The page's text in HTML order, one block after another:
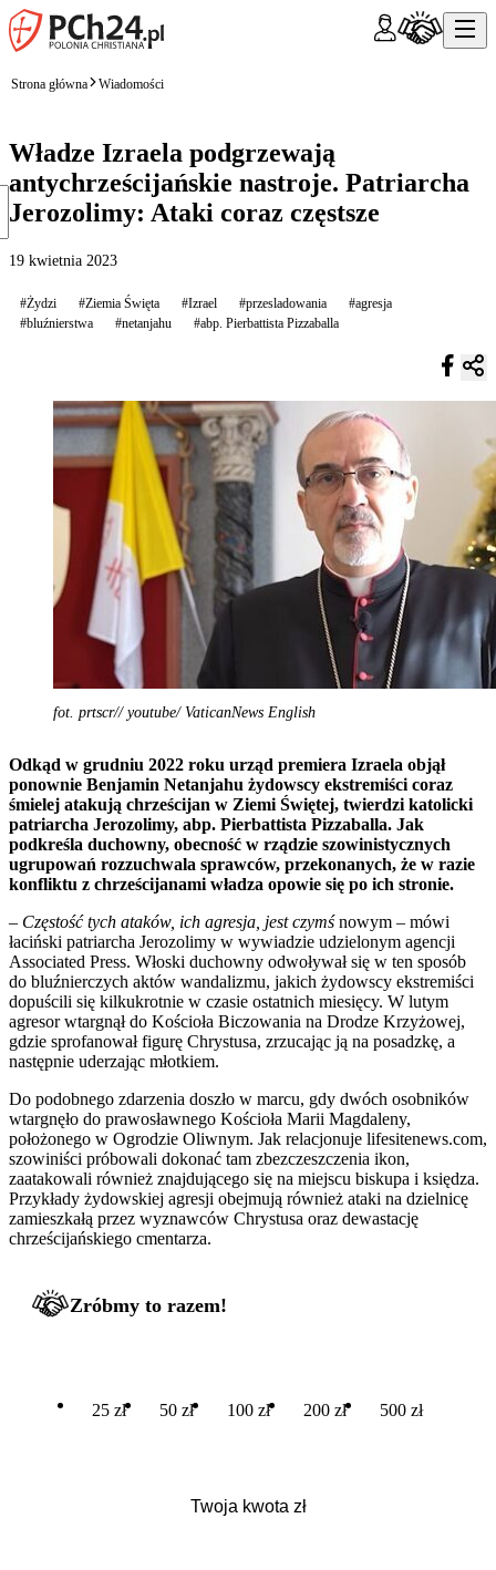
Strona główna Wiadomości
Władze Izraela podgrzewają
antychrześcijańskie nastroje. Patriarcha
Jerozolimy: Ataki coraz częstsze
19 kwietnia 2023
#Żydzi #Ziemia Święta #Izrael #przesladowania
#agresja
#bluźnierstwa
#netanjahu #abp. Pierbattista Pizzaballa
fot. prtscr// youtube/ VaticanNews English
Odkąd w grudniu 2022 roku urząd premiera Izraela objął
ponownie Benjamin Netanjahu żydowscy ekstremiści coraz
śmielej atakują chrześcijan w Ziemi Świętej, twierdzi katolicki
patriarcha Jerozolimy, abp. Pierbattista Pizzaballa. Jak
podkreśla duchowny, obecność w rządzie szowinistycznych
ugrupowań rozzuchwala sprawców, przekonanych, że w razie
konfliktu z chrześcijanami władza opowie się po ich stronie.
– Częstość tych ataków, ich agresja, jest czymśnowym – mówi
łaciński patriarcha Jerozolimy w wywiadzie udzielonym agencji
Associated Press. Włoski duchowny odwoływał się w ten sposób
do bluźnierczych aktów wandalizmu, jakich żydowscy ekstremiści
dopuścili się kilkukrotnie w czasie ostatnich miesięcy. W lutym
agresor wtargnął do Kościoła Biczowania na Drodze Krzyżowej,
gdzie sprofanował figurę Chrystusa, zrzucając ją na posadzkę, a
następnie uderzając młotkiem.
Do podobnego zdarzenia doszło w marcu, gdy dwóch osobników
wtargnęło do prawosławnego Kościoła Marii Magdaleny,
położonego w Ogrodzie Oliwnym. Jak relacjonuje lifesitenews.com,
szowiniści próbowali dokonać tam zbezczeszczenia ikon,
zaatakowali również znajdującego się na miejscu biskupa i księdza.
Przykłady żydowskiej agresji obejmują również ataki na dzielnicę
zamieszkałą przez wyznawców Chrystusa oraz dewastację
chrześcijańskiego cmentarza.
Zróbmy to razem!
25 zł 50 zł 100 zł 200 zł 500 zł